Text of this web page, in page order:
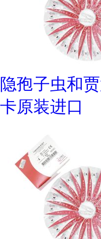
隐孢子虫和
卡原装进口